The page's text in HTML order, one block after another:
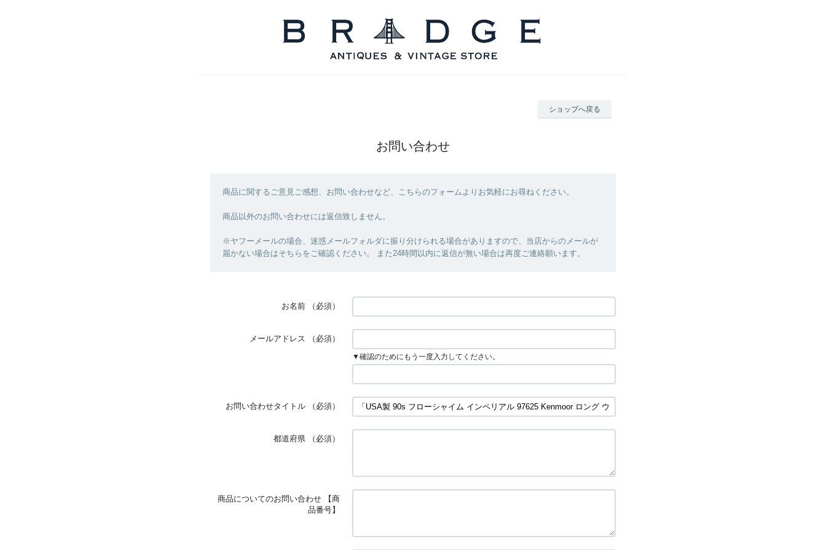
ショップへ戻る
お問い合わせ
商品に関するご意見ご感想、お問い合わせなど、こちらのフォームよりお気軽にお尋ねください。
商品以外のお問い合わせには返信致しません。
※ヤフーメールの場合、迷惑メールフォルダに振り分けられる場合がありますので、当店からのメールが
届かない場合はそちらをご確認ください。 また24時間以内に返信が無い場合は再度ご連絡願います。
お名前 （必須）
メールアドレス （必須）
▼確認のためにもう一度入力してください。
お問い合わせタイトル （必須）
都道府県 （必須）
商品についてのお問い合わせ 【商
品番号】